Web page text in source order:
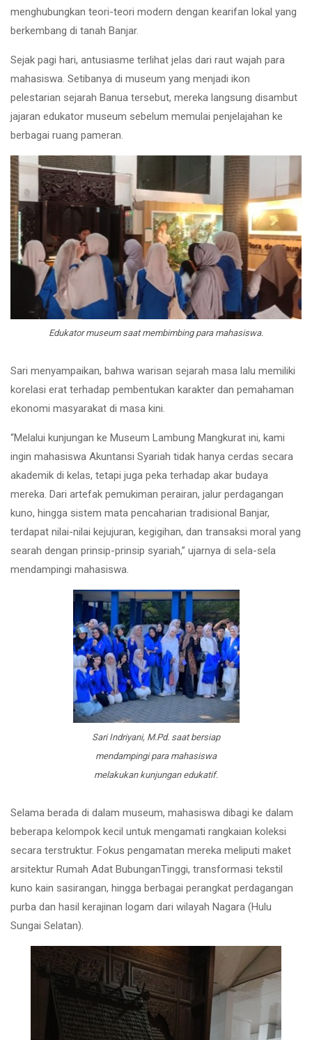
menghubungkan teori-teori modern dengan kearifan lokal yang
berkembang di tanah Banjar.
Sejak pagi hari, antusiasme terlihat jelas dari raut wajah para
mahasiswa. Setibanya di museum yang menjadi ikon
pelestarian sejarah Banua tersebut, mereka langsung disambut
jajaran edukator museum sebelum memulai penjelajahan ke
berbagai ruang pameran.
Edukator museum saat membimbing para mahasiswa.
Sari menyampaikan, bahwa warisan sejarah masa lalu memiliki
korelasi erat terhadap pembentukan karakter dan pemahaman
ekonomi masyarakat di masa kini.
“Melalui kunjungan ke Museum Lambung Mangkurat ini, kami
ingin mahasiswa Akuntansi Syariah tidak hanya cerdas secara
akademik di kelas, tetapi juga peka terhadap akar budaya
mereka. Dari artefak pemukiman perairan, jalur perdagangan
kuno, hingga sistem mata pencaharian tradisional Banjar,
terdapat nilai-nilai kejujuran, kegigihan, dan transaksi moral yang
searah dengan prinsip-prinsip syariah,” ujarnya di sela-sela
mendampingi mahasiswa.
Sari Indriyani, M.Pd. saat bersiap
mendampingi para mahasiswa
melakukan kunjungan edukatif.
Selama berada di dalam museum, mahasiswa dibagi ke dalam
beberapa kelompok kecil untuk mengamati rangkaian koleksi
secara terstruktur. Fokus pengamatan mereka meliputi maket
arsitektur Rumah Adat BubunganTinggi, transformasi tekstil
kuno kain sasirangan, hingga berbagai perangkat perdagangan
purba dan hasil kerajinan logam dari wilayah Nagara (Hulu
Sungai Selatan).